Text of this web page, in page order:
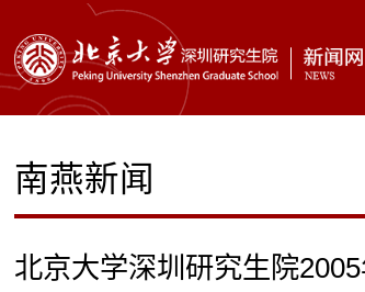
南燕新闻
北京大学深圳研究生院